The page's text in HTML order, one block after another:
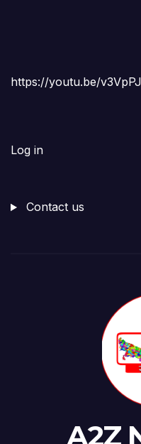
https://youtu.be/
Log in
Contact us
A2Z